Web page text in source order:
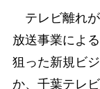
テレビ離れが
放送事業によ
狙った新規ビ
か、千葉テレ